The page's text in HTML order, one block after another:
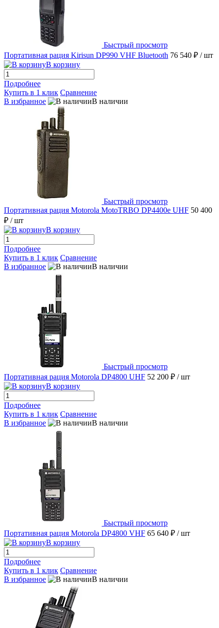
Быстрый просмотр
Портативная рация Kirisun DP990 VHF Bluetooth 76 540 ₽ / шт
В корзину
Подробнее
Купить в 1 клик Сравнение
В избранное
В наличии
Быстрый просмотр
Портативная рация Motorola MotoTRBO DP4400e UHF 50 400
₽ / шт
В корзину
Подробнее
Купить в 1 клик Сравнение
В избранное
В наличии
Быстрый просмотр
Портативная рация Motorola DP4800 UHF 52 200 ₽ / шт
В корзину
Подробнее
Купить в 1 клик Сравнение
В избранное
В наличии
Быстрый просмотр
Портативная рация Motorola DP4800 VHF 65 640 ₽ / шт
В корзину
Подробнее
Купить в 1 клик Сравнение
В избранное
В наличии